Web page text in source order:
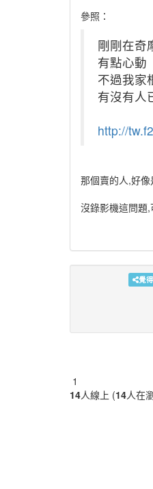
參照：
剛剛在奇
有點心動
不過我家
有沒有人
http://
那個賣的人,好像
沒錄影機這問題
覺
1
14人線上 (14人在